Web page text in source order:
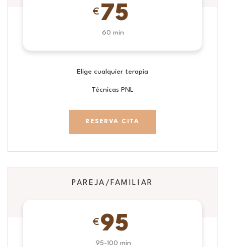
€ 75
60 min
Elige cualquier terapia
Técnicas PNL
RESERVA CITA
PAREJA/FAMILIAR
€ 95
95-100 min